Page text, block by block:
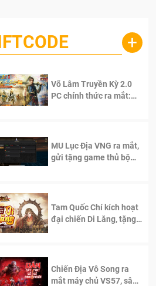
Ngạo Thiên Mobile
+
Võ Lâm Truyền Kỳ 2.0
PC chính thức ra mắt:
MU Lục Địa VNG ra mắt,
gửi tặng game thủ bộ
Tam Quốc Chí kích hoạt
đại chiến Di Lăng, tặng
Chiến Địa Vô Song ra
mắt máy chủ VS57, sân